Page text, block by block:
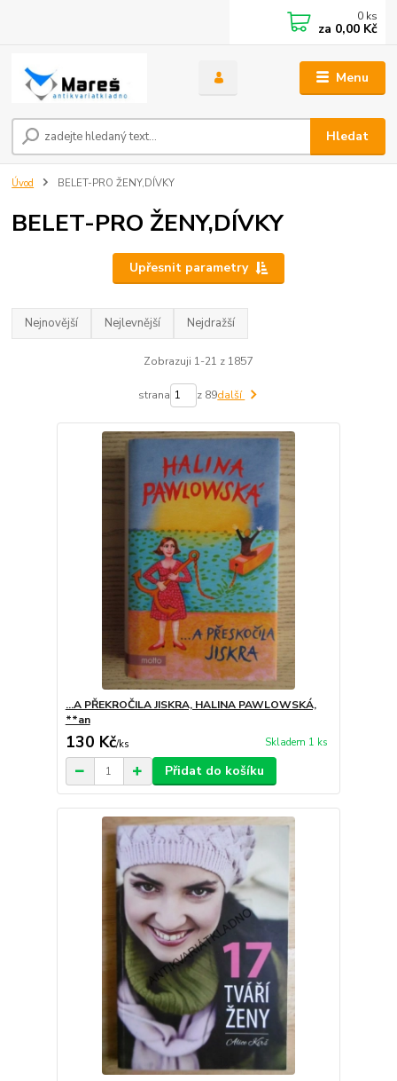
Menu
Hledat
0 ks
za 0,00 Kč
Úvod BELET-PRO ŽENY,DÍVKY
BELET-PRO ŽENY,DÍVKY
Upřesnit parametry
Nejnovější Nejlevnější Nejdražší
Zobrazuji 1-21 z 1857
strana z 89další
...A PŘEKROČILA JISKRA, HALINA PAWLOWSKÁ,
**an
130 Kč/ks Skladem 1 ks
Přidat do košíku